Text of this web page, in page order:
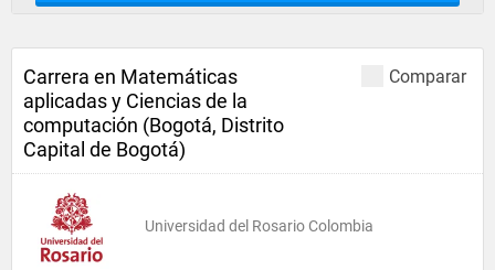
Comparar
Carrera en Matemáticas
aplicadas y Ciencias de la
computación (Bogotá, Distrito
Capital de Bogotá)
Universidad del Rosario Colombia